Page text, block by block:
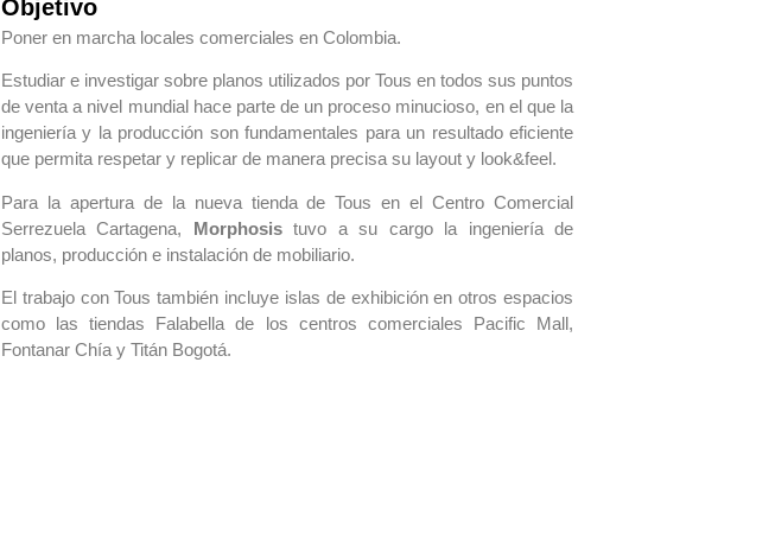
Objetivo
Poner en marcha locales comerciales en Colombia.
Estudiar e investigar sobre planos utilizados por Tous en todos sus puntos
de venta a nivel mundial hace parte de un proceso minucioso, en el que la
ingeniería y la producción son fundamentales para un resultado eficiente
que permita respetar y replicar de manera precisa su layout y look&feel.
Para la apertura de la nueva tienda de Tous en el Centro Comercial
Serrezuela Cartagena, Morphosistuvo a su cargo la ingeniería de
planos, producción e instalación de mobiliario.
El trabajo con Tous también incluye islas de exhibición en otros espacios
como las tiendas Falabella de los centros comerciales Pacific Mall,
Fontanar Chía y Titán Bogotá.